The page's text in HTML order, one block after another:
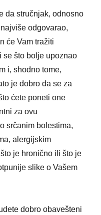
da stručnjak, odnosno
odgovarao,
će Vam tražiti
se što bolje upoznao
i, shodno tome,
je dobro da se za
ćete poneti one
za ovu
srčanim bolestima,
alergijskim
je hronično ili što je
slike o Vašem
dobro obavešteni